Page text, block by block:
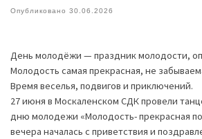
Опубликовано 30.06.2026
День молодёжи — праздник молодости,
Молодость самая прекрасная, не
Время веселья, подвигов и приключений.
27 июня в Москаленском СДК провели
дню молодежи «Молодость- прекрасная
вечера началась с приветствия и